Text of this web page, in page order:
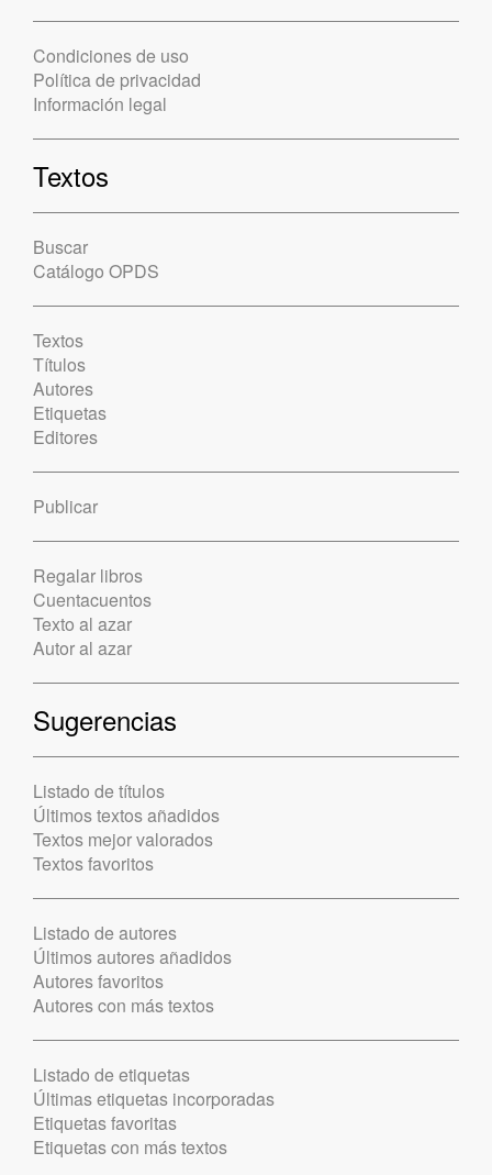
Condiciones de uso
Política de privacidad
Información legal
Textos
Buscar
Catálogo OPDS
Textos
Títulos
Autores
Etiquetas
Editores
Publicar
Regalar libros
Cuentacuentos
Texto al azar
Autor al azar
Sugerencias
Listado de títulos
Últimos textos añadidos
Textos mejor valorados
Textos favoritos
Listado de autores
Últimos autores añadidos
Autores favoritos
Autores con más textos
Listado de etiquetas
Últimas etiquetas incorporadas
Etiquetas favoritas
Etiquetas con más textos